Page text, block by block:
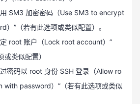
用 SM3 加密密码（Use SM3 to encrypt
）”（若有此选项或类似配置）。
root 账户（Lock root account）”
或类似配置）
密码以 root 身份 SSH 登录（Allow ro
with password）”（若有此选项或类似